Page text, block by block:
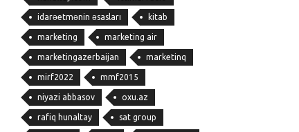
idarəetmənin əsasları kitab
marketing marketing air
marketingazerbaijan marketinq
mirf2022 mmf2015
niyazi abbasov oxu.az
rafiq hunaltay sat group